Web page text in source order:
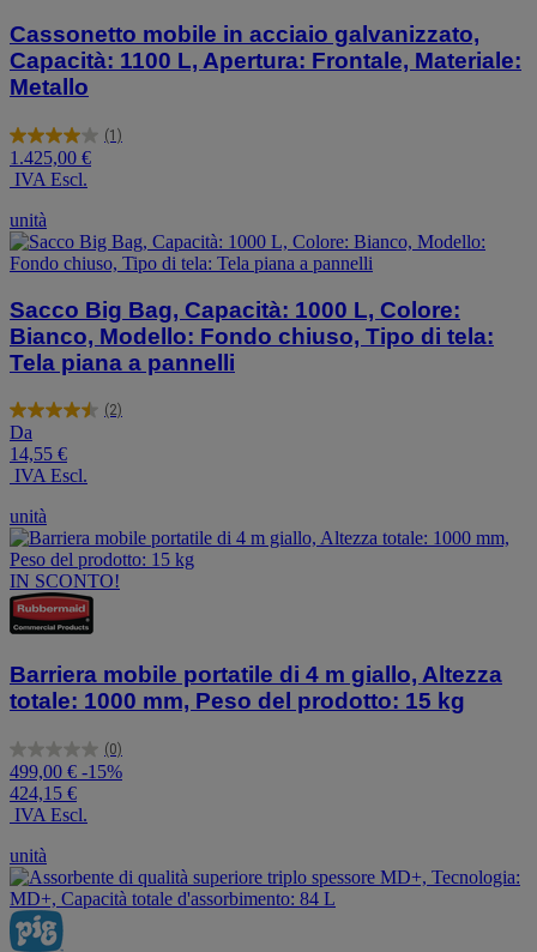
Cassonetto mobile in acciaio galvanizzato,
Capacità: 1100 L, Apertura: Frontale, Materiale:
Metallo
(1)
4.0
su
5
stelle.
1
recensione
1.425,00 €
IVA Escl.
unità
Sacco Big Bag, Capacità: 1000 L, Colore:
Bianco, Modello: Fondo chiuso, Tipo di tela:
Tela piana a pannelli
(2)
4.5
su
5
stelle.
recensioni
Da
14,55 €
IVA Escl.
unità
IN SCONTO!
Barriera mobile portatile di 4 m giallo, Altezza
totale: 1000 mm, Peso del prodotto: 15 kg
(0)
0.0
su
5
stelle.
499,00 € -15%
424,15 €
IVA Escl.
unità